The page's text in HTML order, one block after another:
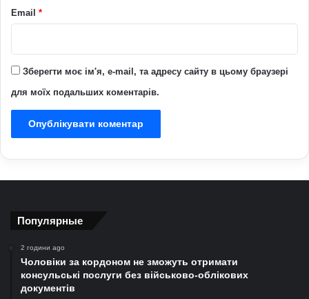
Email *
Зберегти моє ім'я, e-mail, та адресу сайту в цьому браузері
для моїх подальших коментарів.
Популярные
2 години ago
Чоловіки за кордоном не зможуть отримати
консульські послуги без військово-облікових
документів